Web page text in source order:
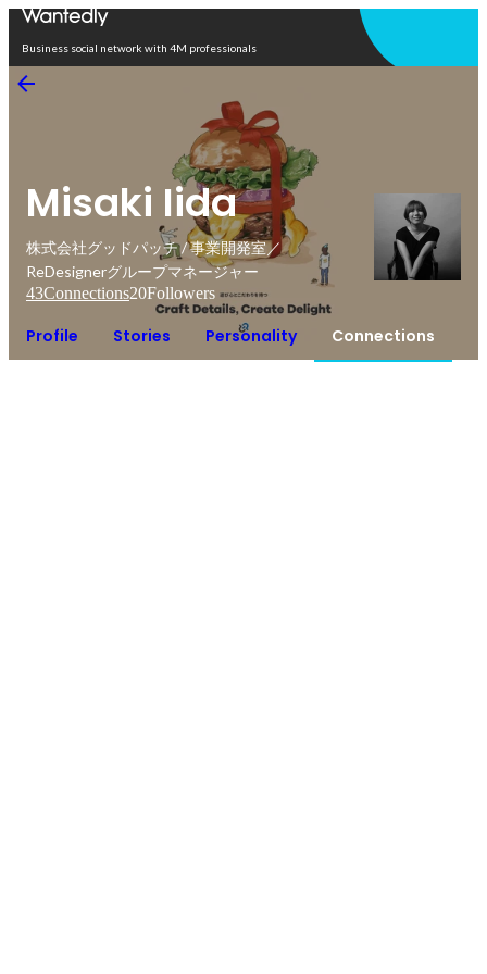
Business social network with 4M professionals
Misaki Iida
株式会社グッドパッチ / 事業開発室／
ReDesignerグループマネージャー
43Connections20Followers
Profile Stories Personality Connections